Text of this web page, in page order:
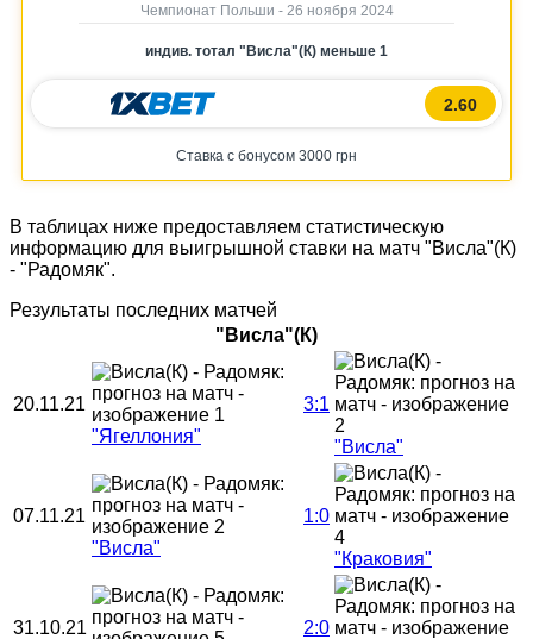
Чемпионат Польши - 26 ноября 2024
Ставка с бонусом 3000 грн
индив. тотал "Висла"(К) меньше 1
2.60
В таблицах ниже предоставляем статистическую
информацию для выигрышной ставки на матч "Висла"(К)
- "Радомяк".
Результаты последних матчей
"Висла"(К)
20.11.21
"Ягеллония"
3:1
"Висла"
07.11.21
"Висла"
1:0
"Краковия"
31.10.21
2:0